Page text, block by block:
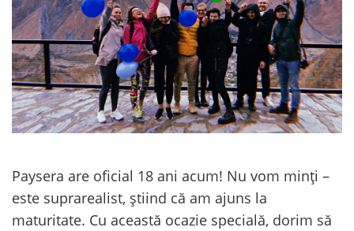
Paysera are oficial 18 ani acum! Nu vom minți –
este suprarealist, știind că am ajuns la
maturitate. Cu această ocazie specială, dorim să